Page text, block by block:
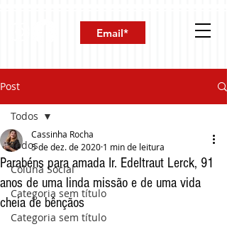
Post
Todos
Coluna Social
Categoria sem título
Categoria sem título
Todos
Parabéns para amada Ir. Edeltraut Lerck, 91
anos de uma linda missão e de uma vida
cheia de bênçãos
Cassinha Rocha
5 de dez. de 2020 1 min de leitura